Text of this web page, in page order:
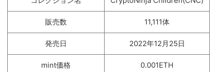
販売数 11,111体
発売日 2022年12月25日
mint価格 0.001ETH